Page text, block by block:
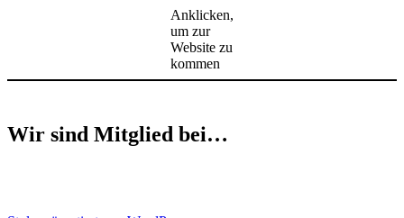
Anklicken,
um zur
Website zu
kommen
Wir sind Mitglied bei…